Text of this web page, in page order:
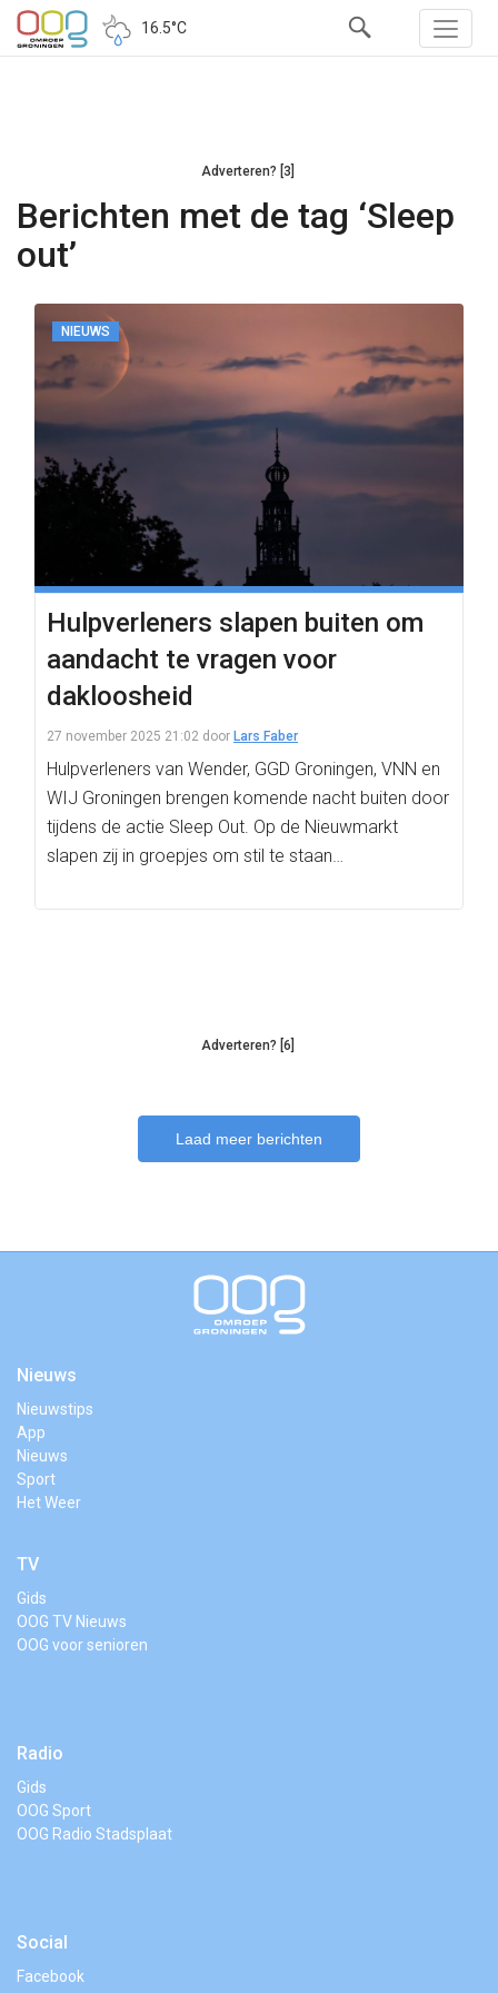
16.5°C
Adverteren? [3]
Berichten met de tag ‘Sleep
out’
NIEUWS
Hulpverleners slapen buiten om
aandacht te vragen voor
dakloosheid
27 november 2025 21:02 door Lars Faber
Hulpverleners van Wender, GGD Groningen, VNN en
WIJ Groningen brengen komende nacht buiten door
tijdens de actie Sleep Out. Op de Nieuwmarkt
slapen zij in groepjes om stil te staan…
Adverteren? [6]
Laad meer berichten
Nieuws
Nieuwstips
App
Nieuws
Sport
Het Weer
TV
Gids
OOG TV Nieuws
OOG voor senioren
Radio
Gids
OOG Sport
OOG Radio Stadsplaat
Social
Facebook